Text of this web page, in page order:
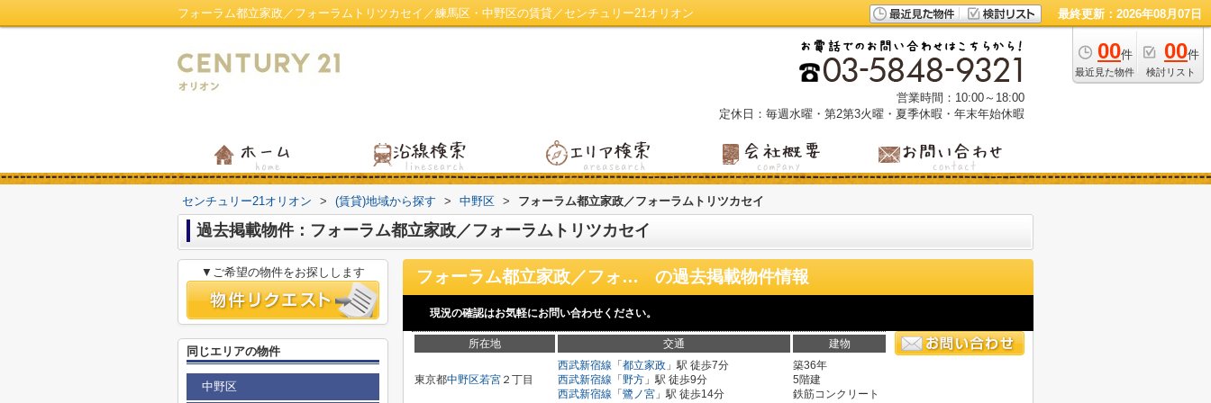
フォーラム都立家政／フォーラムトリツカセイ／練馬区・中野区の賃貸／センチュリー21オリオン 最終更新：2026年08月07日
00件
最近見た物件
00件
検討リスト
営業時間：10:00～18:00
定休日：毎週水曜・第2第3火曜・夏季休暇・年末年始休暇
センチュリー21オリオン > (賃貸)地域から探す > 中野区 > フォーラム都立家政／フォーラムトリツカセイ
過去掲載物件：フォーラム都立家政／フォーラムトリツカセイ
フォーラム都立家政／フォーラムトリツカセイ の過去掲載物件情報
現況の確認はお気軽にお問い合わせください。
所在地 交通 建物
東京都中野区若宮 ２丁目
西武新宿線 「 都立家政 」駅 徒歩7分
西武新宿線 「 野方 」駅 徒歩9分
西武新宿線 「 鷺ノ宮 」駅 徒歩14分
築36年
5階建
鉄筋コンクリート
▼ご希望の物件をお探しします
同じエリアの物件
中野区